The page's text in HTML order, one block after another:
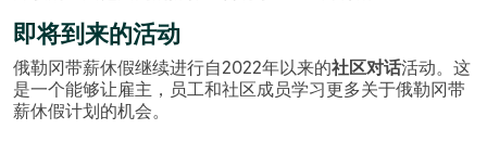
即将到来的活动
俄勒冈带薪休假继续进行自2022年以来的社区对话活动。这
是一个能够让雇主，员工和社区成员学习更多关于俄勒冈带
薪休假计划的机会。